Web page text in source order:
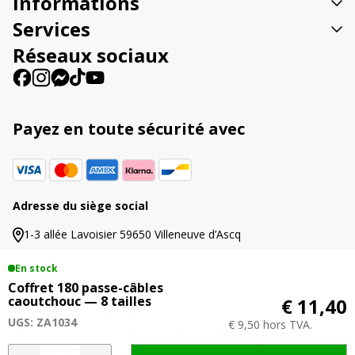
quasi-totalité des besoins d’un atelier agricole pendant plusieurs
années.
En stock
Coffret 180 passe-câbles
caoutchouc — 8 tailles
UGS: ZA1034
€ 11,40
€ 9,50 hors TVA.
quantité
v
e
:
Services
Réseaux sociaux
Payez en toute sécurité avec
Adresse du siège social
1-3 allée Lavoisier 59650 Villeneuve d’Ascq
© 2026 Agriproled.fr
Tous les prix comprennent la TVA. | Les prix barrés
indiquent les précédents tarifs proposés dans cette